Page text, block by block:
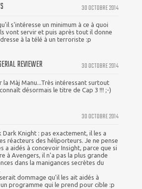
30 OCTOBRE 2014
s'intéresse un minimum à ce à quoi
vont servir et puis après tout il donne
à la télé à un terroriste :p
30 OCTOBRE 2014
REVIEWER
la Màj Manu...Très intéressant surtout
désormais le titre de Cap 3 !!! ;-)
30 OCTOBRE 2014
Dark Knight : pas exactement, il les a
réacteurs des héliporteurs. Je ne pense
a aidés à concevoir Insight, parce que si
à Avengers, il n'a pas la plus grande
dans la manigances secrètes du
dommage qu'il les ait aidés à
programme qui le prend pour cible :p